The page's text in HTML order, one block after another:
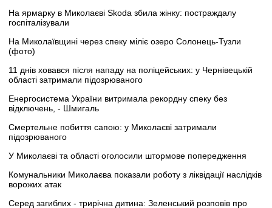
На ярмарку в Миколаєві Skoda збила жінку: постраждалу
госпіталізували
На Миколаївщині через спеку міліє озеро Солонець-Тузли
(фото)
11 днів ховався після нападу на поліцейських: у Чернівецькій
області затримали підозрюваного
Енергосистема України витримала рекордну спеку без
відключень, - Шмигаль
Смертельне побиття сапою: у Миколаєві затримали
підозрюваного
У Миколаєві та області оголосили штормове попередження
Комунальники Миколаєва показали роботу з ліквідації наслідків
ворожих атак
Серед загиблих - трирічна дитина: Зеленський розповів про